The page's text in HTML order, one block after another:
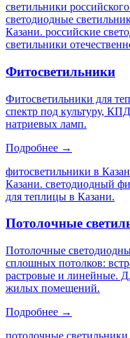
светильники
светодиодные
Казани. российские
светильники
Фитосветильники
Фитосветильники для
спектр под культуру,
натриевых ламп.
Подробнее →
фитосветильники в
Казани. светодиодный
для теплицы в Казани.
Потолочные
Потолочные
сплошных потолков:
растровые и линейные.
жилых помещений.
Подробнее →